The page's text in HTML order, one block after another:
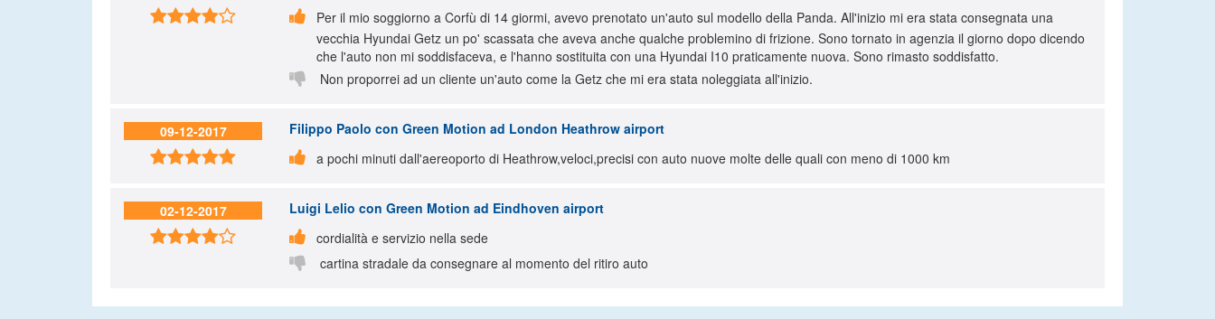


Per il mio soggiorno a Corfù di 14 giormi, avevo prenotato un'auto sul modello della Panda. All'inizio mi era stata consegnata una
vecchia Hyundai Getz un po' scassata che aveva anche qualche problemino di frizione. Sono tornato in agenzia il giorno dopo dicendo
che l'auto non mi soddisfaceva, e l'hanno sostituita con una Hyundai I10 praticamente nuova. Sono rimasto soddisfatto.

Non proporrei ad un cliente un'auto come la Getz che mi era stata noleggiata all'inizio.
09-12-2017

Filippo Paolo con Green Motion ad London Heathrow airport

a pochi minuti dall'aereoporto di Heathrow,veloci,precisi con auto nuove molte delle quali con meno di 1000 km
02-12-2017

Luigi Lelio con Green Motion ad Eindhoven airport

cordialità e servizio nella sede

cartina stradale da consegnare al momento del ritiro auto